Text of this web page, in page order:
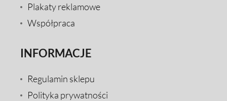
Plakaty reklamowe
Współpraca
INFORMACJE
Regulamin sklepu
Polityka prywatności